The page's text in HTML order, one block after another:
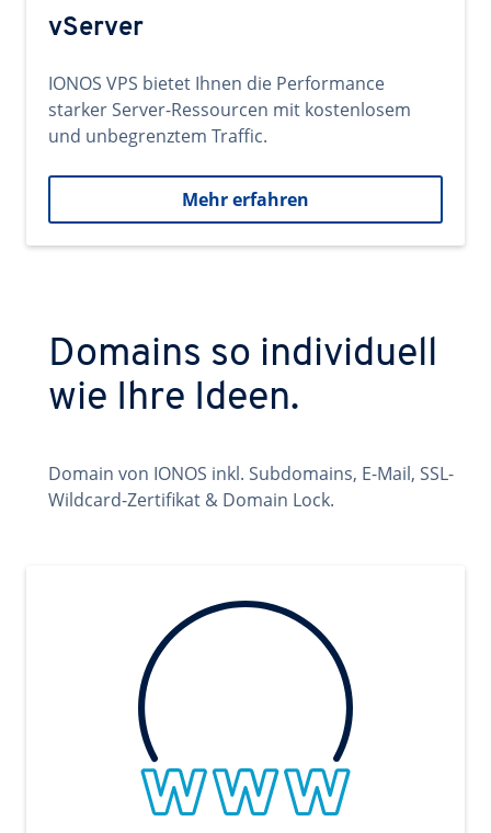
vServer
IONOS VPS bietet Ihnen die Performance
starker Server-Ressourcen mit kostenlosem
und unbegrenztem Traffic.
Mehr erfahren
Domains so individuell
wie Ihre Ideen.
Domain von IONOS inkl. Subdomains, E-Mail, SSL-
Wildcard-Zertifikat & Domain Lock.